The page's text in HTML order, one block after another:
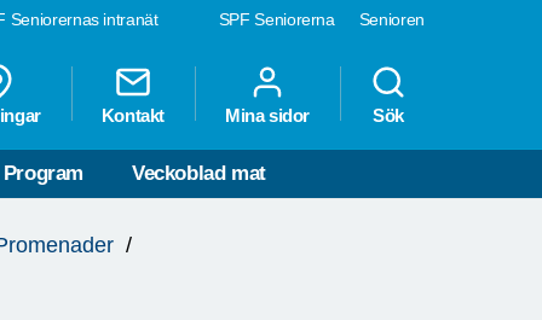
SPF Seniorerna Senioren
Seniorernas intranät
Kontakt Mina sidor Sök
Program Veckoblad mat